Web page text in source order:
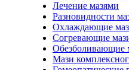
Лечение мазями
Разновидности
Охлаждающие
Согревающие
Обезболивающие
Мази